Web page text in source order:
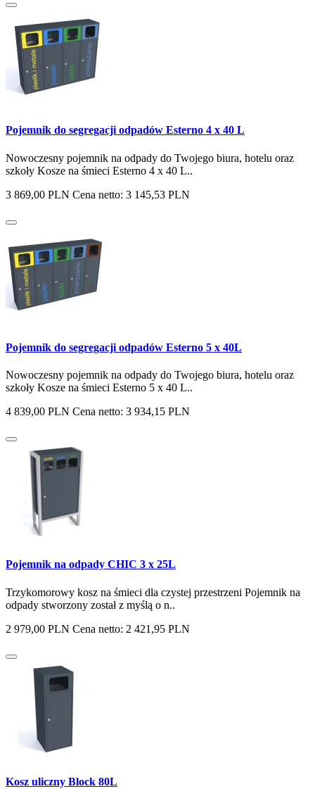
Pojemnik do segregacji odpadów Esterno 4 x 40 L
Nowoczesny pojemnik na odpady do Twojego biura, hotelu oraz
szkoły Kosze na śmieci Esterno 4 x 40 L..
3 869,00 PLN Cena netto: 3 145,53 PLN
Pojemnik do segregacji odpadów Esterno 5 x 40L
Nowoczesny pojemnik na odpady do Twojego biura, hotelu oraz
szkoły Kosze na śmieci Esterno 5 x 40 L..
4 839,00 PLN Cena netto: 3 934,15 PLN
Pojemnik na odpady CHIC 3 x 25L
Trzykomorowy kosz na śmieci dla czystej przestrzeni Pojemnik na
odpady stworzony został z myślą o n..
2 979,00 PLN Cena netto: 2 421,95 PLN
Kosz uliczny Block 80L